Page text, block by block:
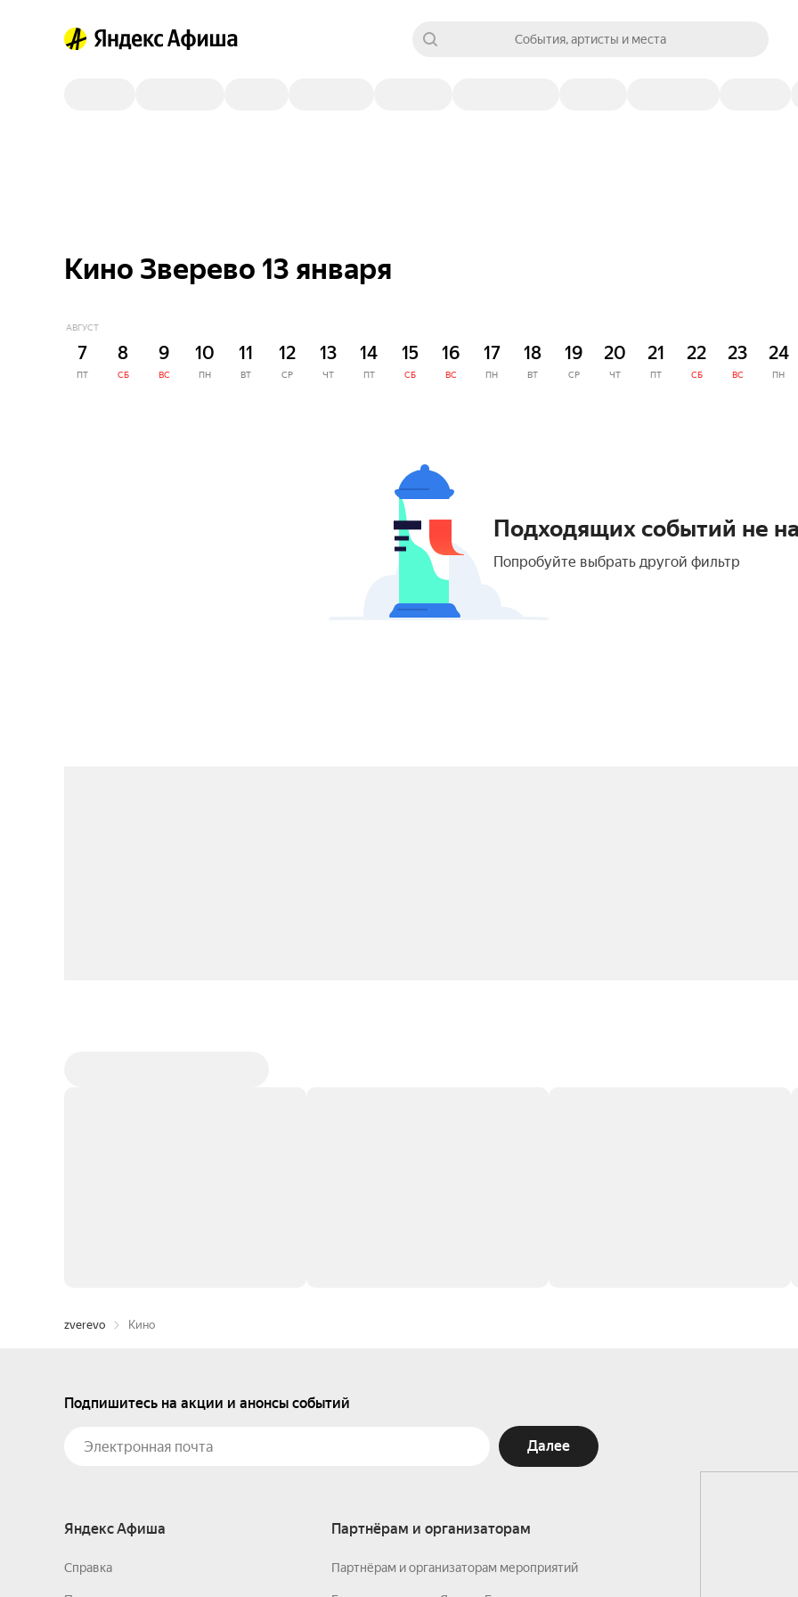
События, артисты и места
Кино Зверево 13 января
АВГУСТ
7
ПТ
8
СБ
9
ВС
10
ПН
11
ВТ
12
СР
13
ЧТ
14
ПТ
15
СБ
16
ВС
17
ПН
18
ВТ
19
СР
20
ЧТ
21
ПТ
22
СБ
23
ВС
24
ПН
Подходящих событий не
Попробуйте выбрать другой фильтр
zverevo Кино
Подпишитесь на акции и анонсы событий
Далее
Яндекс Афиша
Справка
Партнёрам и организаторам
Партнёрам и организаторам мероприятий